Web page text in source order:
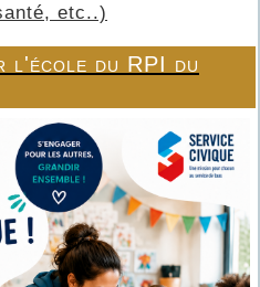
etc..)
l'école du RPI du